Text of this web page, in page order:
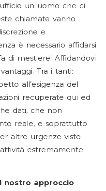
un uomo che ci
chiamate vanno
e
è necessario affidarsi
di mestiere! Affidandovi
Tra i tanti:
all’esigenza del
recuperate qui ed
dati, che non
reale, e soprattutto
altre urgenze visto
estremamente
nostro approccio